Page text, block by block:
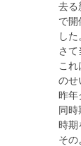
去る
で開
し
さ
こ
のせ
昨年
同
時期
その